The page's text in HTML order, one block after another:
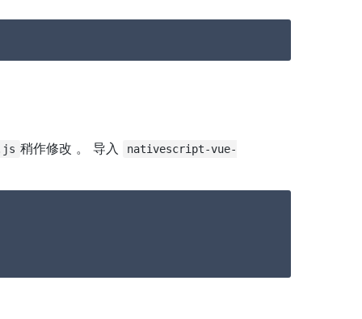
稍作修改 。 导入 nativescript-vue-